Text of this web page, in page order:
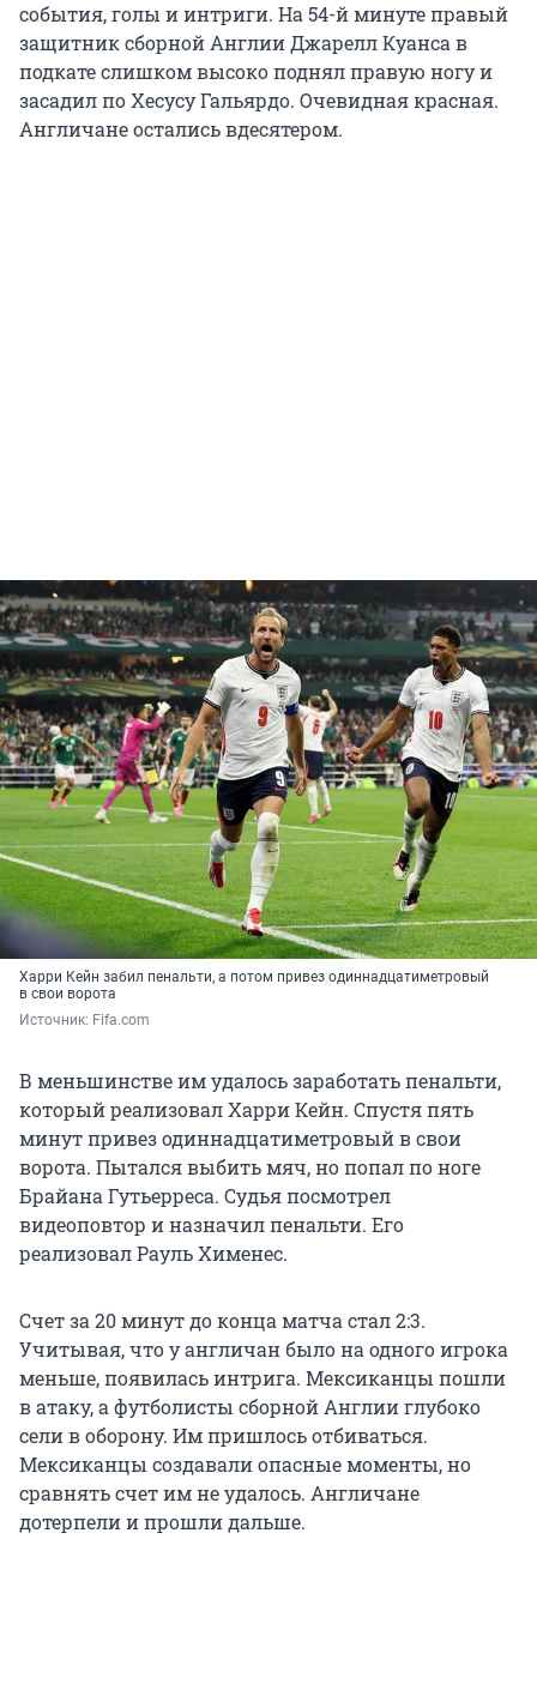
события, голы и интриги. На 54-й минуте правый
защитник сборной Англии Джарелл Куанса в
подкате слишком высоко поднял правую ногу и
засадил по Хесусу Гальярдо. Очевидная красная.
Англичане остались вдесятером.
Харри Кейн забил пенальти, а потом привез одиннадцатиметровый
в свои ворота
Источник: Fifa.com
В меньшинстве им удалось заработать пенальти,
который реализовал Харри Кейн. Спустя пять
минут привез одиннадцатиметровый в свои
ворота. Пытался выбить мяч, но попал по ноге
Брайана Гутьерреса. Судья посмотрел
видеоповтор и назначил пенальти. Его
реализовал Рауль Хименес.
Счет за 20 минут до конца матча стал 2:3.
Учитывая, что у англичан было на одного игрока
меньше, появилась интрига. Мексиканцы пошли
в атаку, а футболисты сборной Англии глубоко
сели в оборону. Им пришлось отбиваться.
Мексиканцы создавали опасные моменты, но
сравнять счет им не удалось. Англичане
дотерпели и прошли дальше.